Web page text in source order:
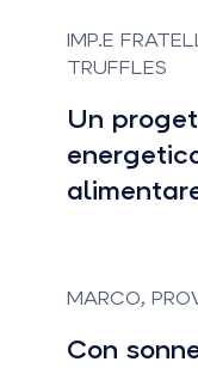
IMP.E
TRUFFLES
Un
MARCO,
Con